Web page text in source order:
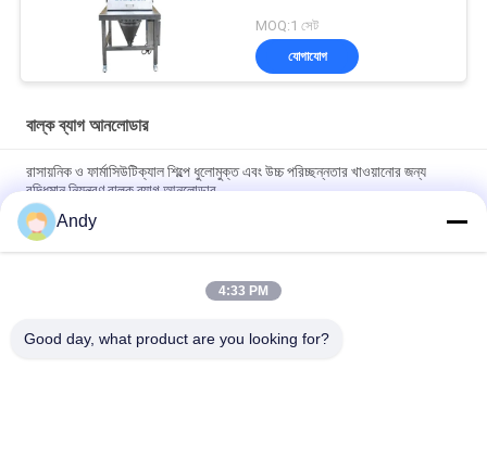
MOQ:1 সেট
যোগাযোগ
বাল্ক ব্যাগ আনলোডার
রাসায়নিক ও ফার্মাসিউটিক্যাল শিল্পে ধুলোমুক্ত এবং উচ্চ পরিচ্ছন্নতার খাওয়ানোর জন্য
বুদ্ধিমান নিয়ন্ত্রণ বাল্ক ব্যাগ আনলোডার
পরিষ্কার এবং ধুলো মুক্ত অপারেটিং পরিবেশ উপাদান হ্যান্ডলিং জন্য অত্যন্ত বিশেষীকৃত
বাল্ক ব্যাগ আনলোডার
দ্রুত স্ক্রিনিং এবং ডাস্ট নিয়ন্ত্রণের জন্য বাল্ক ব্যাগ আনলোডার যা ডাস্ট-ফ্রি ফিডিং স্টেশন
Andy
4:33 PM
Good day, what product are you looking for?